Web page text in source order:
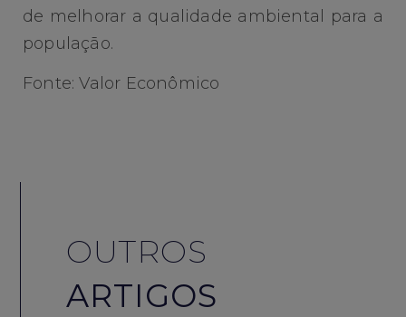
de melhorar a qualidade ambiental para a
população.
Fonte: Valor Econômico
OUTROS
ARTIGOS